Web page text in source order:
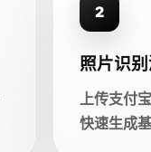
2
照片识
上传支付
快速生成